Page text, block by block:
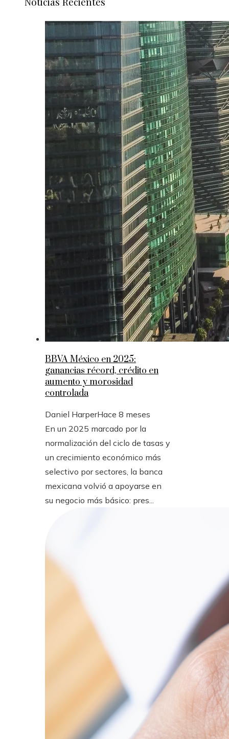
BBVA México en 2025:
ganancias récord, crédito en
aumento y morosidad
controlada
Daniel HarperHace 8 meses
En un 2025 marcado por la
normalización del ciclo de tasas y
un crecimiento económico más
selectivo por sectores, la banca
mexicana volvió a apoyarse en
su negocio más básico: pres...